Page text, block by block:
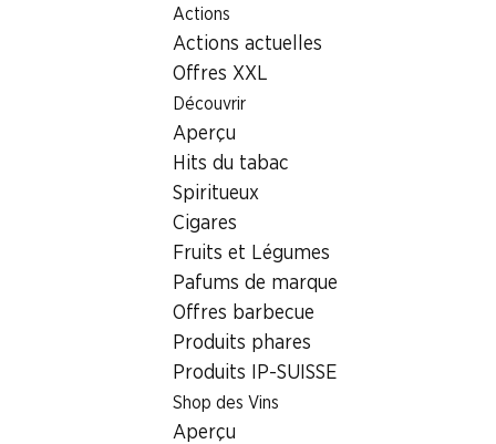
Actions
Actions actuelles
Offres XXL
Découvrir
Aperçu
Hits du tabac
Spiritueux
Cigares
Fruits et Légumes
Pafums de marque
Offres barbecue
Produits phares
Produits IP-SUISSE
Shop des Vins
Aperçu
Localisateur de succursales
Succursale Denner Sous le Grand Pré 4, 1860 Aigle
1860 Aigle, Chablais Centre
Succursale Denner
Sous le Grand Pré 4, 1860 Aigle
Heures d'ouverture